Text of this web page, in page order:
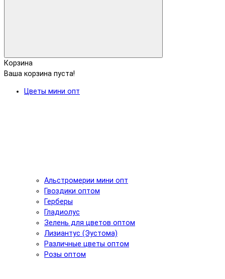
Корзина
Ваша корзина пуста!
Цветы мини опт
Альстромерии мини опт
Гвоздики оптом
Герберы
Гладиолус
Зелень для цветов оптом
Лизиантус (Эустома)
Различные цветы оптом
Розы оптом